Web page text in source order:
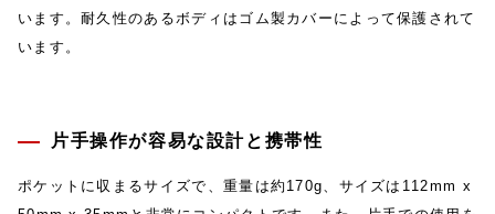
います。耐久性のあるボディはゴム製カバーによって保護されて
います。
片手操作が容易な設計と携帯性
ポケットに収まるサイズで、重量は約170g、サイズは112mm x